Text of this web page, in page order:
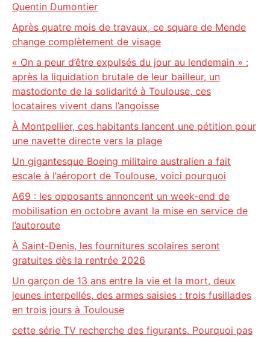
Quentin Dumontier
Après quatre mois de travaux, ce square de Mende
change complètement de visage
« On a peur d’être expulsés du jour au lendemain » :
après la liquidation brutale de leur bailleur, un
mastodonte de la solidarité à Toulouse, ces
locataires vivent dans l’angoisse
À Montpellier, ces habitants lancent une pétition pour
une navette directe vers la plage
Un gigantesque Boeing militaire australien a fait
escale à l’aéroport de Toulouse, voici pourquoi
A69 : les opposants annoncent un week-end de
mobilisation en octobre avant la mise en service de
l’autoroute
À Saint-Denis, les fournitures scolaires seront
gratuites dès la rentrée 2026
Un garçon de 13 ans entre la vie et la mort, deux
jeunes interpellés, des armes saisies : trois fusillades
en trois jours à Toulouse
cette série TV recherche des figurants. Pourquoi pas